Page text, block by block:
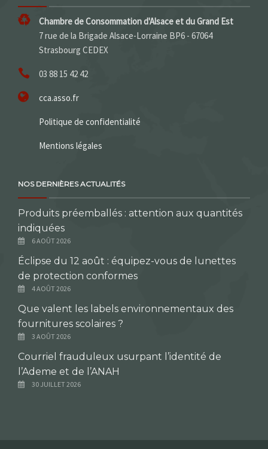
Chambre de Consommation d'Alsace et du Grand Est
7 rue de la Brigade Alsace-Lorraine BP6 - 67064
Strasbourg CEDEX
03 88 15 42 42
cca.asso.fr
Politique de confidentialité
Mentions légales
NOS DERNIÈRES ACTUALITÉS
Produits préemballés : attention aux quantités
indiquées
6 AOÛT 2026
Éclipse du 12 août : équipez-vous de lunettes
de protection conformes
4 AOÛT 2026
Que valent les labels environnementaux des
fournitures scolaires ?
3 AOÛT 2026
Courriel frauduleux usurpant l’identité de
l’Ademe et de l’ANAH
30 JUILLET 2026